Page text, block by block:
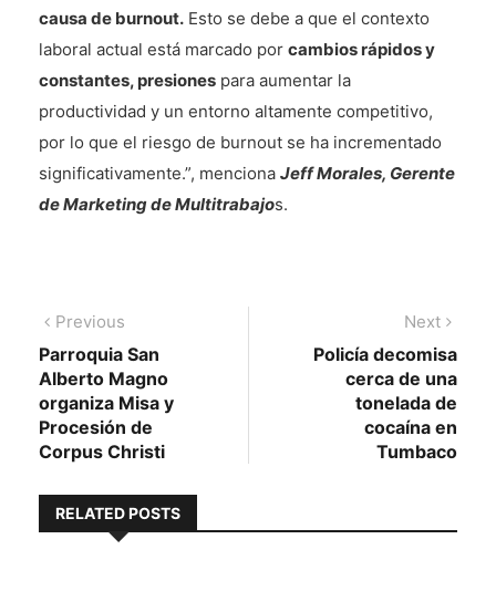
causa de burnout. Esto se debe a que el contexto
laboral actual está marcado por cambios rápidos y
constantes, presiones para aumentar la
productividad y un entorno altamente competitivo,
por lo que el riesgo de burnout se ha incrementado
significativamente.”, menciona Jeff Morales, Gerente
de Marketing de Multitrabajos.
Navegación
de
entradas
Previous
post:
Parroquia San
Alberto Magno
organiza Misa y
Procesión de
Corpus Christi
Next
post:
Policía decomisa
cerca de una
tonelada de
cocaína en
Tumbaco
RELATED POSTS